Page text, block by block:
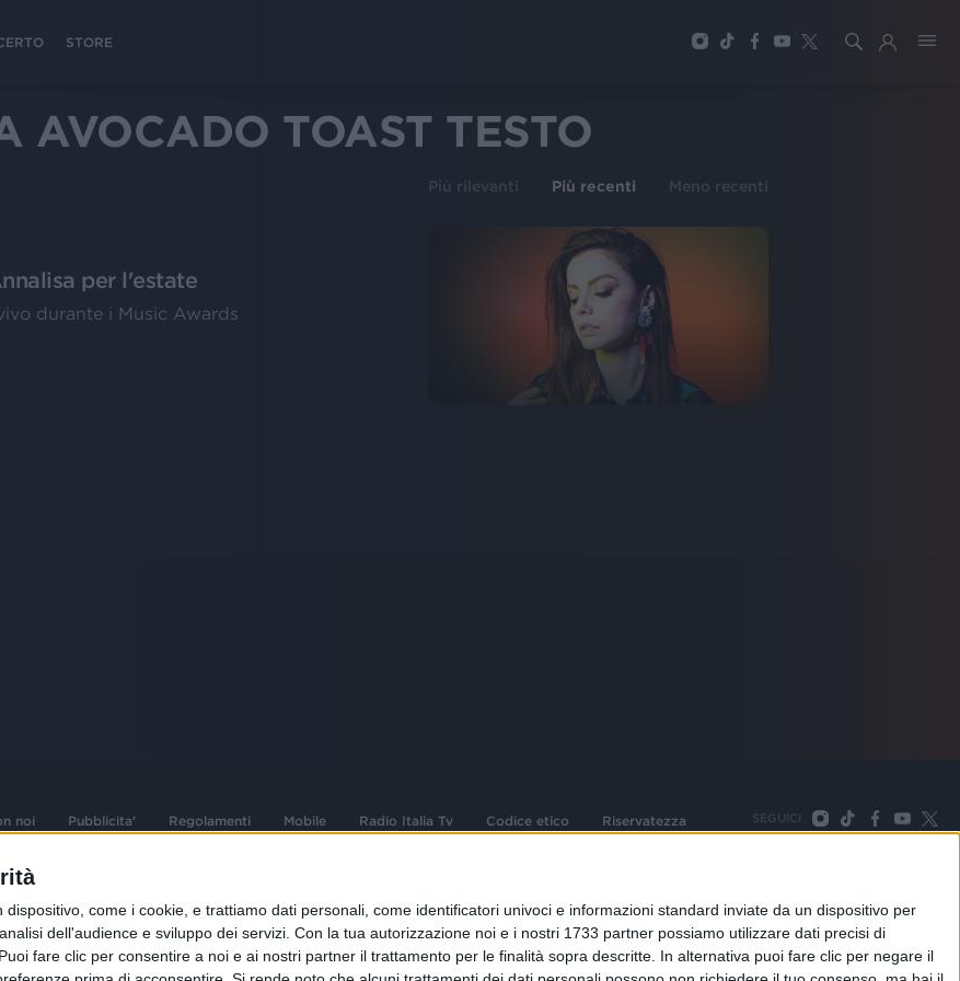
come i cookie, e trattiamo dati personali, come identificatori univoci e informazioni standard inviate da un dispositivo per
dell'audience e sviluppo dei servizi. Con la tua autorizzazione noi e i nostri 1733 partner possiamo utilizzare dati precisi di
fare clic per consentire a noi e ai nostri partner il trattamento per le finalità sopra descritte. In alternativa puoi fare clic per negare il
STORE
AVOCADO TOAST TESTO
Più rilevanti Più recenti Meno recenti
per l'estate
durante i Music Awards
noi Pubblicita' Regolamenti Mobile Radio Italia Tv Codice etico Riservatezza SEGUICI
dell'ingegno
e dei diritti
n° iscrizione
Sede Amministrativa: Viale Europa 49, 20093 Cologno Monzese (Mi) |Tel. +39 02 254441 | Fax +39
02 25444220
Sede Legale: Via Savona 97, 20144 Milano
TORNA SU